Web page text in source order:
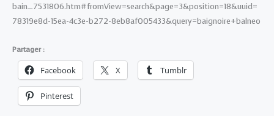
bain_7531806.htm#fromView=search&page=3&position=18&uuid=
78319e8d-15ea-4c3e-b272-8eb8af005433&query=baignoire+balneo
Partager :
Facebook X Tumblr
Pinterest